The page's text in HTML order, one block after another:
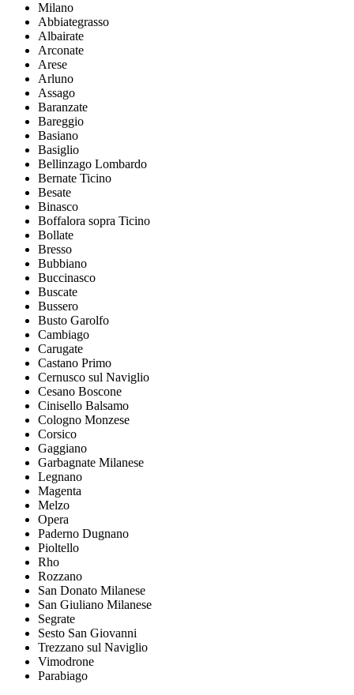
Milano
Abbiategrasso
Albairate
Arconate
Arese
Arluno
Assago
Baranzate
Bareggio
Basiano
Basiglio
Bellinzago Lombardo
Bernate Ticino
Besate
Binasco
Boffalora sopra Ticino
Bollate
Bresso
Bubbiano
Buccinasco
Buscate
Bussero
Busto Garolfo
Cambiago
Carugate
Castano Primo
Cernusco sul Naviglio
Cesano Boscone
Cinisello Balsamo
Cologno Monzese
Corsico
Gaggiano
Garbagnate Milanese
Legnano
Magenta
Melzo
Opera
Paderno Dugnano
Pioltello
Rho
Rozzano
San Donato Milanese
San Giuliano Milanese
Segrate
Sesto San Giovanni
Trezzano sul Naviglio
Vimodrone
Parabiago